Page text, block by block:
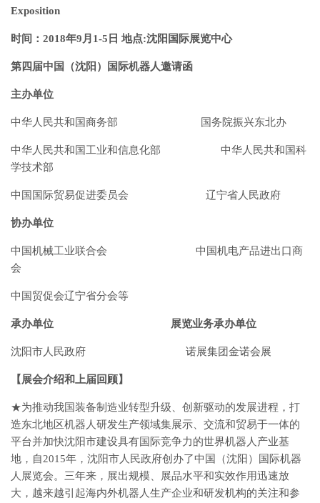
Exposition
时间：2018年9月1-5日 地点:沈阳国际展览中心
第四届中国（沈阳）国际机器人邀请函
主办单位
中华人民共和国商务部 国务院振兴东北办
中华人民共和国工业和信息化部 中华人民共和国科
学技术部
中国国际贸易促进委员会 辽宁省人民政府
协办单位
中国机械工业联合会 中国机电产品进出口商
会
中国贸促会辽宁省分会等
承办单位 展览业务承办单位
沈阳市人民政府 诺展集团金诺会展
【展会介绍和上届回顾】
★为推动我国装备制造业转型升级、创新驱动的发展进程，打
造东北地区机器人研发生产领域集展示、交流和贸易于一体的
平台并加快沈阳市建设具有国际竞争力的世界机器人产业基
地，自2015年，沈阳市人民政府创办了中国（沈阳）国际机器
人展览会。三年来，展出规模、展品水平和实效作用迅速放
大，越来越引起海内外机器人生产企业和研发机构的关注和参